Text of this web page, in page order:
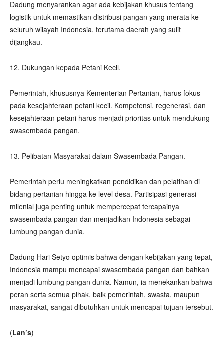
Dadung menyarankan agar ada kebijakan khusus tentang
logistik untuk memastikan distribusi pangan yang merata ke
seluruh wilayah Indonesia, terutama daerah yang sulit
dijangkau.
12. Dukungan kepada Petani Kecil.
Pemerintah, khususnya Kementerian Pertanian, harus fokus
pada kesejahteraan petani kecil. Kompetensi, regenerasi, dan
kesejahteraan petani harus menjadi prioritas untuk mendukung
swasembada pangan.
13. Pelibatan Masyarakat dalam Swasembada Pangan.
Pemerintah perlu meningkatkan pendidikan dan pelatihan di
bidang pertanian hingga ke level desa. Partisipasi generasi
milenial juga penting untuk mempercepat tercapainya
swasembada pangan dan menjadikan Indonesia sebagai
lumbung pangan dunia.
Dadung Hari Setyo optimis bahwa dengan kebijakan yang tepat,
Indonesia mampu mencapai swasembada pangan dan bahkan
menjadi lumbung pangan dunia. Namun, ia menekankan bahwa
peran serta semua pihak, baik pemerintah, swasta, maupun
masyarakat, sangat dibutuhkan untuk mencapai tujuan tersebut.
(Lan’s)